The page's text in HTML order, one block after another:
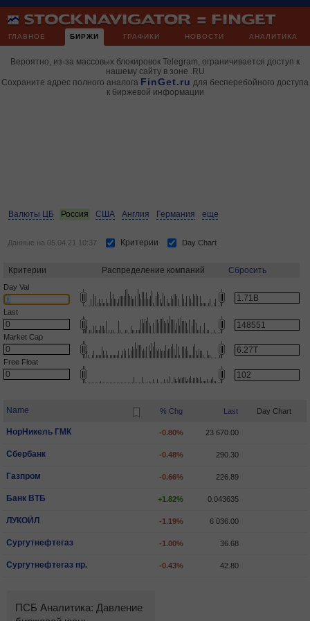
ГЛАВНОЕ БИРЖИ ГРАФИКИ НОВОСТИ АНАЛИТИКА
Вероятно, из-за массовых блокировок Telegram, ограничивается доступ к
нашему сайту в зоне .RU
Сохраните адрес полного аналога FinGet.ru для бесперебойного доступа
к биржевой информации
Валюты ЦБ Россия США Англия Германия еще
Данные на 05.04.21 10:37 Критерии Day Chart
Критерии Распределение компаний Сбросить
Day Val
Last
Market Cap
Free Float
Name % Chg Last Day Chart
НорНикель ГМК -0.80% 23 670.00
Сбербанк -0.48% 290.30
Газпром -0.66% 226.89
Банк ВТБ +1.82% 0.043635
ЛУКОЙЛ -1.19% 6 036.00
Сургутнефтегаз -1.00% 36.68
Сургутнефтегаз пр. -0.43% 42.80
ПСБ Аналитика: Давление